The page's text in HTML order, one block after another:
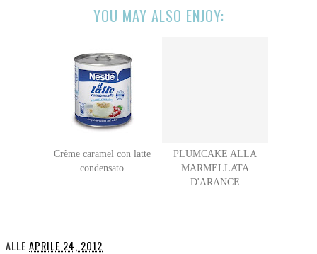
YOU MAY ALSO ENJOY:
Crème caramel con latte
condensato
PLUMCAKE ALLA
MARMELLATA
D'ARANCE
ALLE APRILE 24, 2012